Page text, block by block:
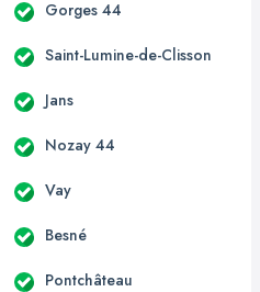
Gorges 44
Saint-Lumine-de-Clisson
Jans
Nozay 44
Vay
Besné
Pontchâteau